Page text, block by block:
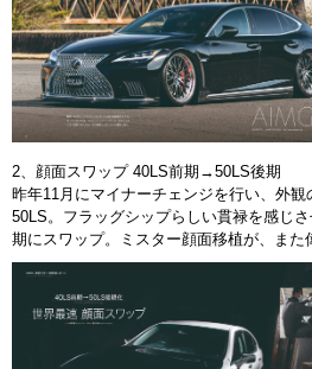
2、顔面スワップ 40LS前期→50LS後期
昨年11月にマイナーチェンジを行い、外
50LS。フラッグシップらしい貫禄を感じ
期にスワップ。ミスター顔面移植が、また